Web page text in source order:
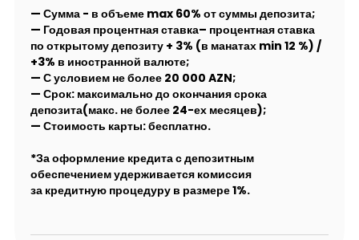
— Сумма - в объеме max 60% от суммы депозита;
— Годовая процентная ставка– процентная ставка
по открытому депозиту + 3% (в манатах min 12 %) /
+3% в иностранной валюте;
— С условием не более 20 000 AZN;
— Срок: максимально до окончания срока
депозита(макс. не более 24-ех месяцев);
— Стоимость карты: бесплатно.
*За оформление кредита с депозитным
обеспечением удерживается комиссия
за кредитную процедуру в размере 1%.